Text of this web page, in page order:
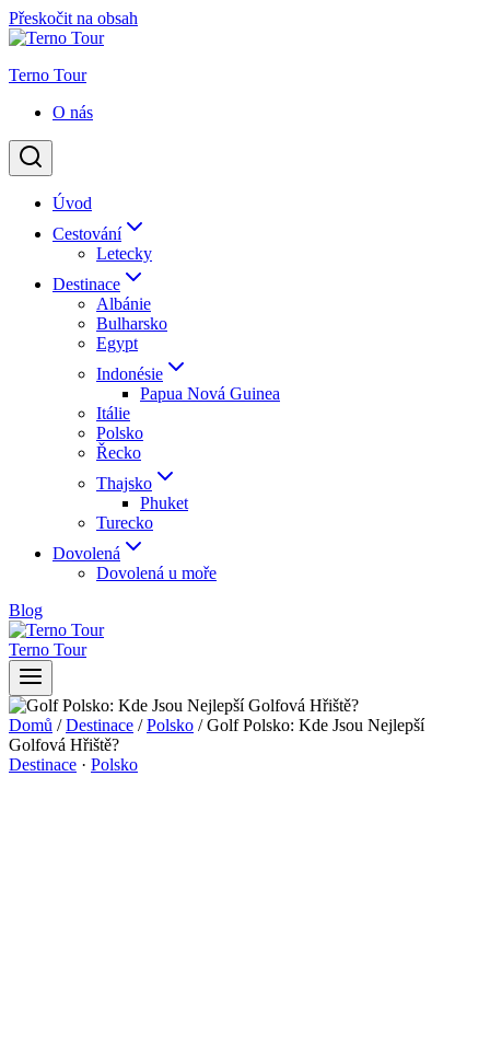
Přeskočit na obsah
Terno Tour
O nás
Úvod
Cestování
Letecky
Destinace
Albánie
Bulharsko
Egypt
Indonésie
Papua Nová Guinea
Itálie
Polsko
Řecko
Thajsko
Phuket
Turecko
Dovolená
Dovolená u moře
Blog
Terno Tour
Domů / Destinace / Polsko / Golf Polsko: Kde Jsou Nejlepší
Golfová Hřiště?
Destinace · Polsko